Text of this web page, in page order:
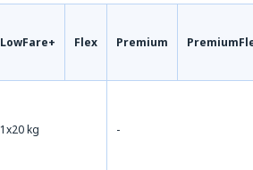
LowFare+ Flex Premium
1x20 kg -